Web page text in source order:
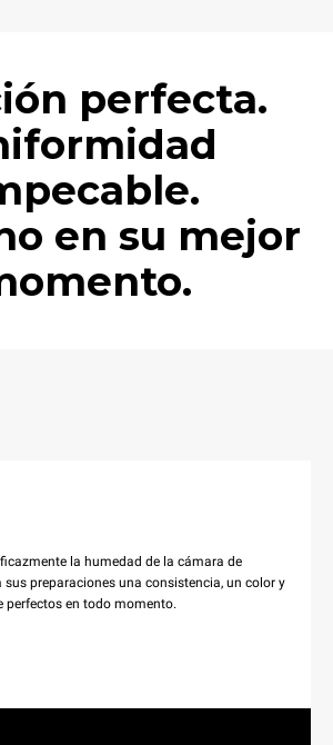
perfecta.
en su mejor
la humedad de la cámara de
sus preparaciones una consistencia, un color y
perfectos en todo momento.